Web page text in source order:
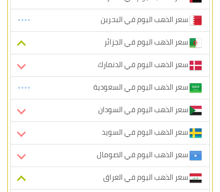
سعر الذهب اليوم في البحرين
سعر الذهب اليوم في الجزائر
سعر الذهب اليوم في الدنمارك
سعر الذهب اليوم في السعودية
سعر الذهب اليوم في السودان
سعر الذهب اليوم في السويد
سعر الذهب اليوم في الصومال
سعر الذهب اليوم في العراق